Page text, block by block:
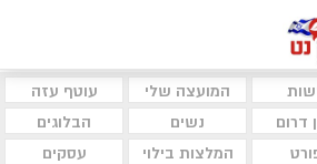
המועצה שלי
עוטף עזה
דרום נשים
הבלוגים
המלצות בילוי
עסקים